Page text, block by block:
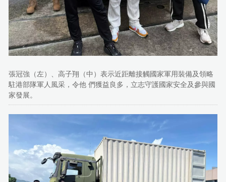
張冠強（左）、高子翔（中）表示近距離接觸國家軍用裝備及領略
駐港部隊軍人風采，令他 們獲益良多，立志守護國家安全及參與國
家發展。